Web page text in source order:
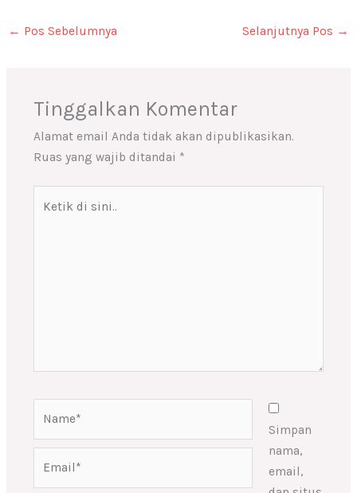
← Pos Sebelumnya Selanjutnya Pos →
Tinggalkan Komentar
Alamat email Anda tidak akan dipublikasikan.
Ruas yang wajib ditandai *
Simpan
nama,
email,